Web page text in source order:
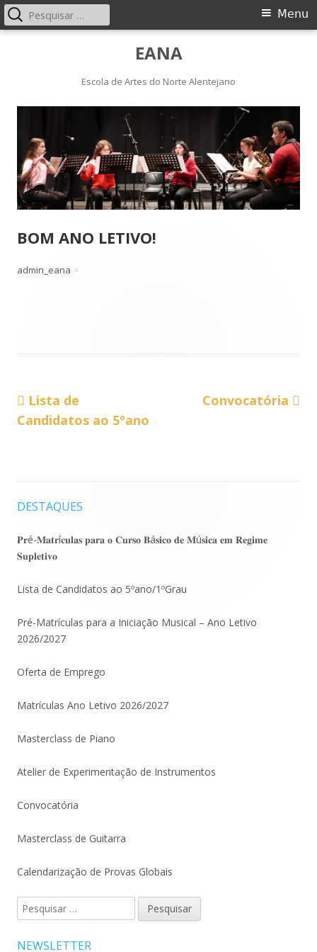
EANA
Escola de Artes do Norte Alentejano
Menu
principal
Menu
Pesquisar
por:
BOM ANO LETIVO!
Autor
admin_eana
Navegação
de
Conteúdo
anterior:
Lista de
Candidatos ao 5ºano
Conteúdo
Convocatória
Barra
lateral
principal
DESTAQUES
𝐏𝐫é-𝐌𝐚𝐭𝐫í𝐜𝐮𝐥𝐚𝐬 𝐩𝐚𝐫𝐚 𝐨 𝐂𝐮𝐫𝐬𝐨 𝐁á𝐬𝐢𝐜𝐨 𝐝𝐞 𝐌ú𝐬𝐢𝐜𝐚 𝐞𝐦 𝐑𝐞𝐠𝐢𝐦𝐞
𝐒𝐮𝐩𝐥𝐞𝐭𝐢𝐯𝐨
Lista de Candidatos ao 5ºano/1ºGrau
Pré-Matrículas para a Iniciação Musical – Ano Letivo
2026/2027
Oferta de Emprego
Matrículas Ano Letivo 2026/2027
Masterclass de Piano
Atelier de Experimentação de Instrumentos
Convocatória
Masterclass de Guitarra
Calendarização de Provas Globais
Pesquisar
por:
NEWSLETTER